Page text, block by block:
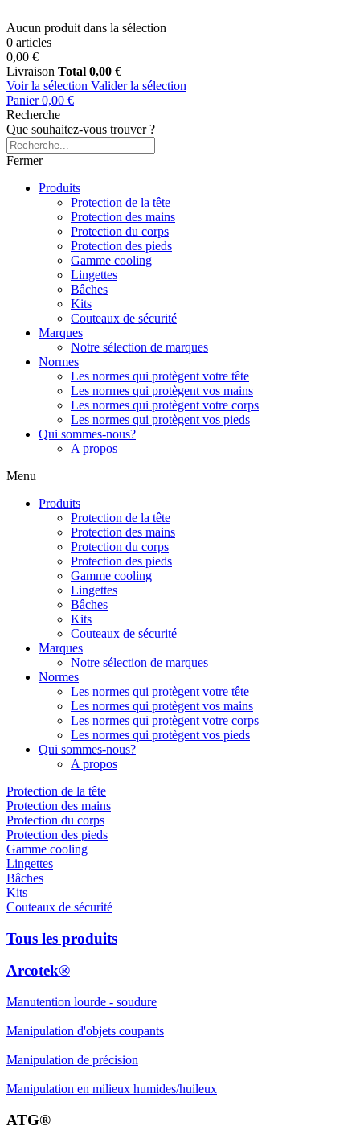
Aucun produit dans la sélection
0 articles
0,00 €
Livraison Total 0,00 €
Voir la sélection Valider la sélection
Panier 0,00 €
Recherche
Que souhaitez-vous trouver ?
Fermer
Produits
Protection de la tête
Protection des mains
Protection du corps
Protection des pieds
Gamme cooling
Lingettes
Bâches
Kits
Couteaux de sécurité
Marques
Notre sélection de marques
Normes
Les normes qui protègent votre tête
Les normes qui protègent vos mains
Les normes qui protègent votre corps
Les normes qui protègent vos pieds
Qui sommes-nous?
A propos
Menu
Produits
Protection de la tête
Protection des mains
Protection du corps
Protection des pieds
Gamme cooling
Lingettes
Bâches
Kits
Couteaux de sécurité
Marques
Notre sélection de marques
Normes
Les normes qui protègent votre tête
Les normes qui protègent vos mains
Les normes qui protègent votre corps
Les normes qui protègent vos pieds
Qui sommes-nous?
A propos
Protection de la tête
Protection des mains
Protection du corps
Protection des pieds
Gamme cooling
Lingettes
Bâches
Kits
Couteaux de sécurité
Tous les produits
Arcotek®
Manutention lourde - soudure
Manipulation d'objets coupants
Manipulation de précision
Manipulation en milieux humides/huileux
ATG®